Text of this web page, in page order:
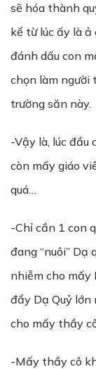
sẽ hóa thành
kể từ lúc ấy là ả
đánh dấu con
chọn làm người
trường săn này.
-Vậy là, lúc đầu
còn mấy giáo
quá…
-Chỉ cần 1 con
đang “nuôi” Dạ
nhiễm cho mấy
đẩy Dạ Quỷ lớn
cho mấy thầy
-Mấy thầy cô